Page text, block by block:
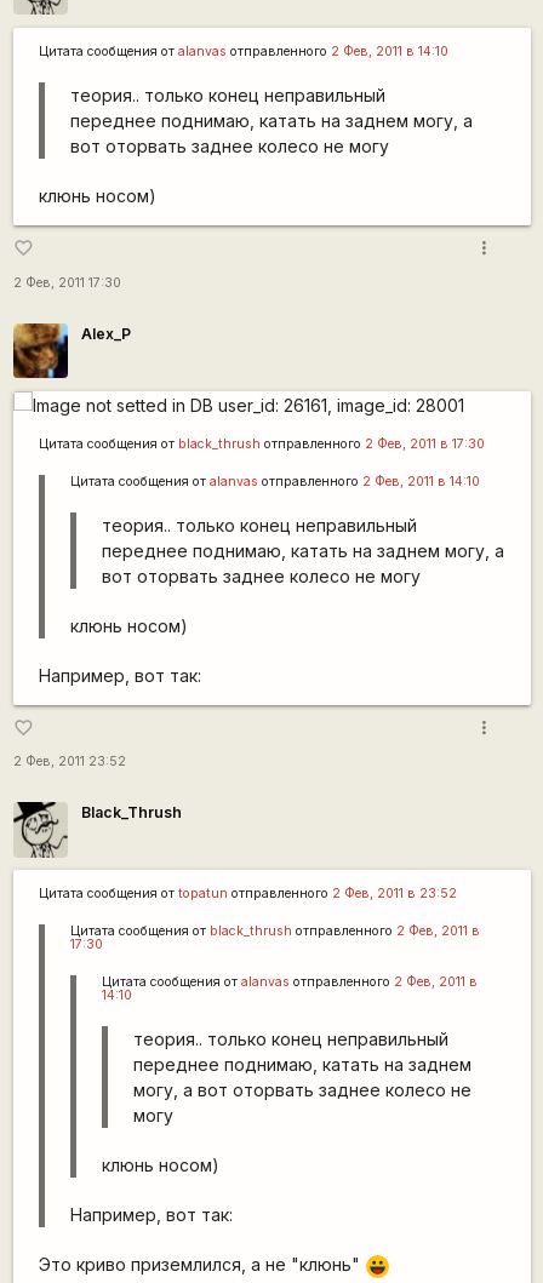
Цитата сообщения от alanvas отправленного 2 Фев, 2011 в 14:10
теория.. только конец неправильный
переднее поднимаю, катать на заднем могу, а
вот оторвать заднее колесо не могу
клюнь носом)
favorite_border
2 Фев, 2011 17:30
more_vert
Alex_P
Цитата сообщения от black_thrush отправленного 2 Фев, 2011 в 17:30
Цитата сообщения от alanvas отправленного 2 Фев, 2011 в 14:10
теория.. только конец неправильный
переднее поднимаю, катать на заднем могу, а
вот оторвать заднее колесо не могу
клюнь носом)
Например, вот так:
favorite_border
2 Фев, 2011 23:52
more_vert
Black_Thrush
Цитата сообщения от topatun отправленного 2 Фев, 2011 в 23:52
Цитата сообщения от black_thrush отправленного 2 Фев, 2011 в
17:30
Цитата сообщения от alanvas отправленного 2 Фев, 2011 в
14:10
теория.. только конец неправильный
переднее поднимаю, катать на заднем
могу, а вот оторвать заднее колесо не
могу
клюнь носом)
Например, вот так:
Это криво приземлился, а не "клюнь" |-))